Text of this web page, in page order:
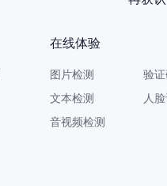
在线体验
图片检测
文本检测
音视频检测
验
人